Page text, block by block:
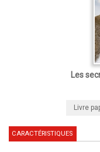
Les
Livre
CARACTÉRISTIQUES